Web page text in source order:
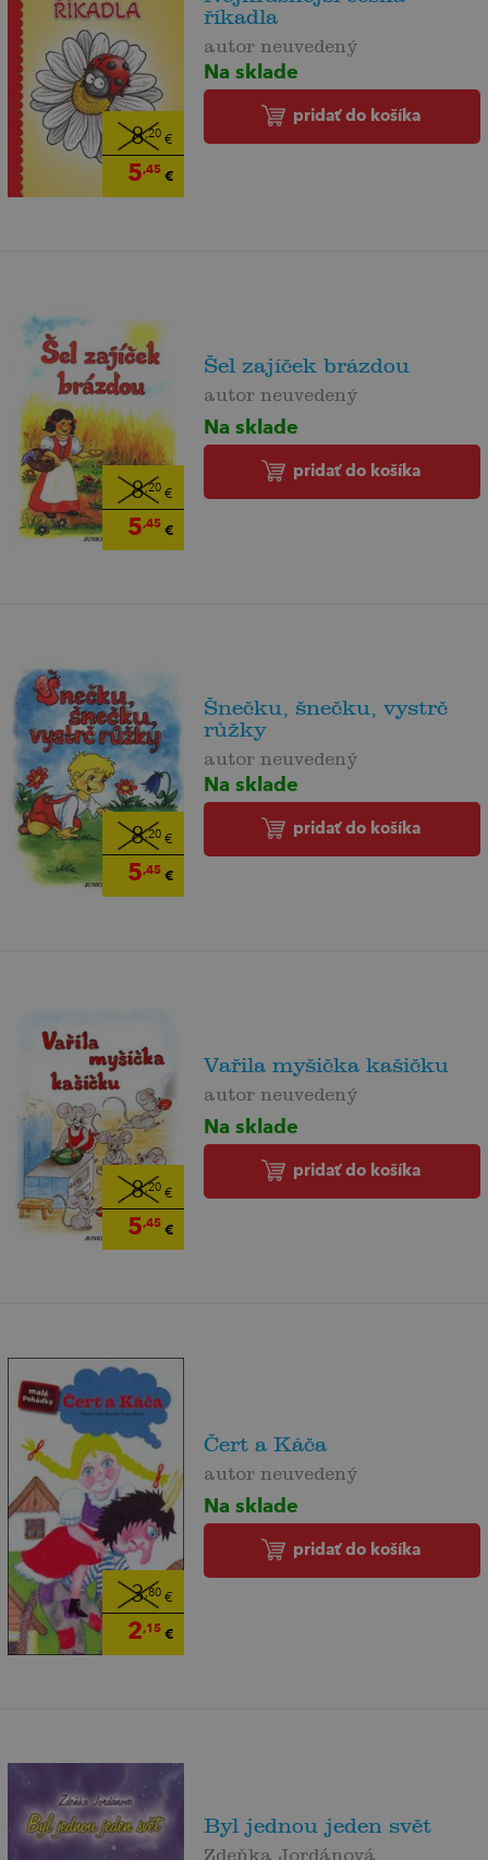
8,20€
5,45€
říkadla
autor neuvedený
Na sklade
pridať do košíka
8,20€
5,45€
Šel zajíček brázdou
autor neuvedený
Na sklade
pridať do košíka
8,20€
5,45€
Šnečku, šnečku, vystrč
růžky
autor neuvedený
Na sklade
pridať do košíka
8,20€
5,45€
Vařila myšička kašičku
autor neuvedený
Na sklade
pridať do košíka
3,80€
2,15€
Čert a Káča
autor neuvedený
Na sklade
pridať do košíka
Byl jednou jeden svět
Zdeňka Jordánová